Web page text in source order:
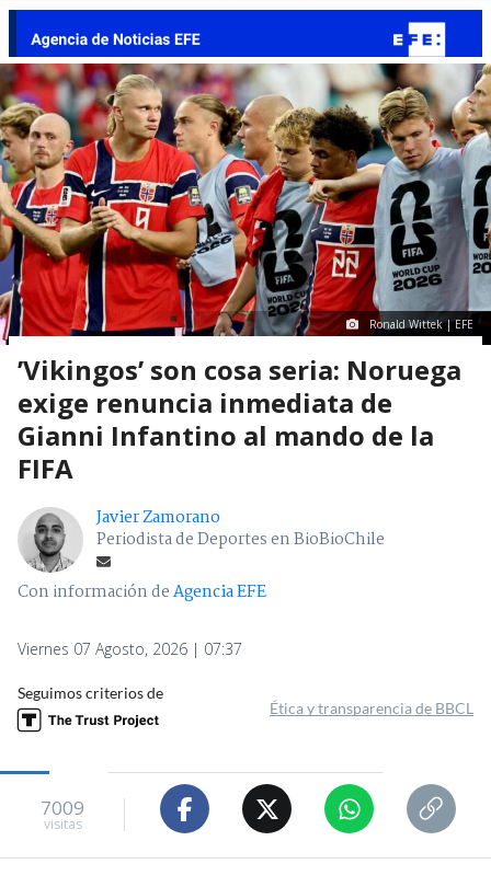
Ronald Wittek | EFE
’Vikingos’ son cosa seria: Noruega
exige renuncia inmediata de
Gianni Infantino al mando de la
FIFA
Javier Zamorano
Periodista de Deportes en BioBioChile
Con información deAgencia EFE
Viernes 07 Agosto, 2026 | 07:37
Seguimos criterios de
Ética y transparencia de BBCL
7009
visitas